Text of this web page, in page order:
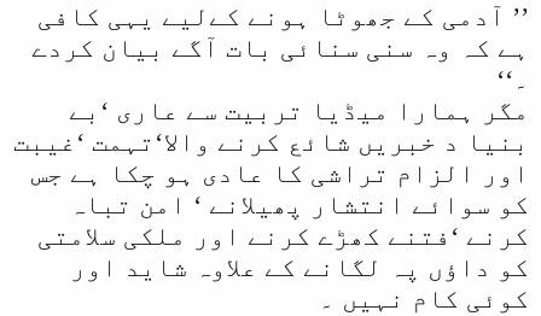
’’ آدمی کے جھوٹا ہونے کےلیے یہی کافی
ہے کہ وہ سنی سنائی بات آگے بیان کردے
۔‘‘
مگر ہمارا میڈیا تربیت سے عاری ‘بے
بنیا د خبریں شائع کرنے والا‘تہمت ‘غیبت
اور الزام تراشی کا عادی ہو چکا ہے جس
کو سوائے انتشار پھیلانے ‘ امن تباہ
کرنے ‘فتنے کھڑے کرنے اور ملکی سلامتی
کو داؤں پہ لگانے کے علاوہ شاید اور
کوئی کام نہیں ۔